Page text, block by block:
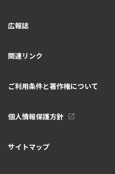
広報誌
関連リンク
ご利用条件と著作権について
個人情報保護方針
サイトマップ